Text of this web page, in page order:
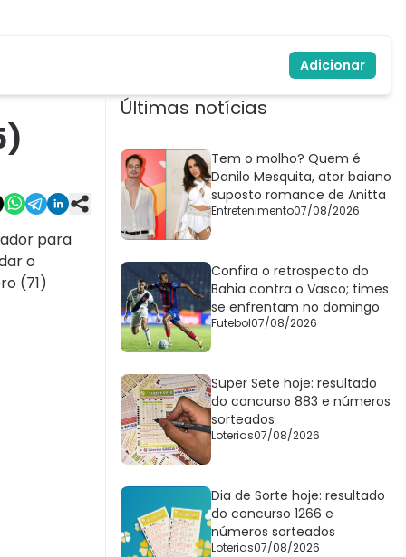
Adicionar
para
o
(71)
Últimas notícias
Tem o molho? Quem é
Danilo Mesquita, ator baiano
suposto romance de Anitta
Entretenimento07/08/2026
Confira o retrospecto do
Bahia contra o Vasco; times
se enfrentam no domingo
Futebol07/08/2026
Super Sete hoje: resultado
do concurso 883 e números
sorteados
Loterias07/08/2026
Dia de Sorte hoje: resultado
do concurso 1266 e
números sorteados
Loterias07/08/2026